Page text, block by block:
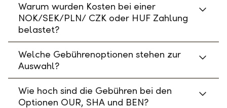
Warum wurden Kosten bei einer
NOK/SEK/PLN/ CZK oder HUF Zahlung
belastet?
Welche Gebührenoptionen stehen zur
Auswahl?
Wie hoch sind die Gebühren bei den
Optionen OUR, SHA und BEN?